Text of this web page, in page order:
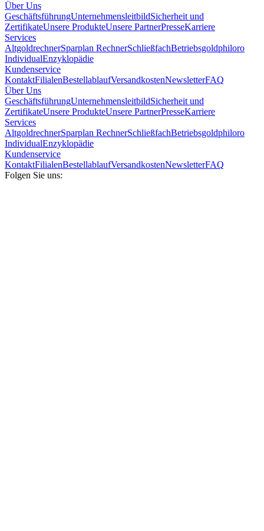
Über Uns
GeschäftsführungUnternehmensleitbildSicherheit und
ZertifikateUnsere ProdukteUnsere PartnerPresseKarriere
Services
AltgoldrechnerSparplan RechnerSchließfachBetriebsgoldphiloro
IndividualEnzyklopädie
Kundenservice
KontaktFilialenBestellablaufVersandkostenNewsletterFAQ
Über Uns
GeschäftsführungUnternehmensleitbildSicherheit und
ZertifikateUnsere ProdukteUnsere PartnerPresseKarriere
Services
AltgoldrechnerSparplan RechnerSchließfachBetriebsgoldphiloro
IndividualEnzyklopädie
Kundenservice
KontaktFilialenBestellablaufVersandkostenNewsletterFAQ
Folgen Sie uns: